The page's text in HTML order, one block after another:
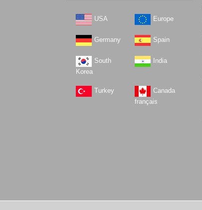
USA Europe
Germany Spain
South
Korea
India
Turkey
Canada
français